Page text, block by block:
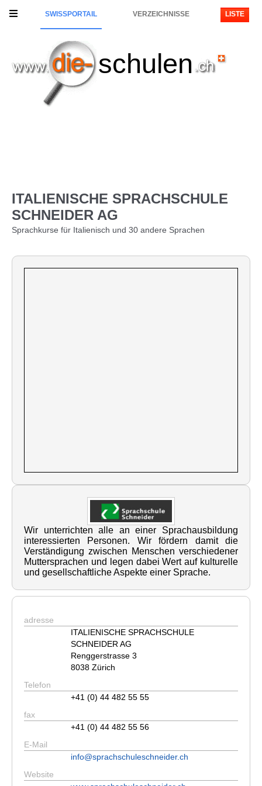
SWISSPORTAIL VERZEICHNISSE LISTE
schulen
ITALIENISCHE SPRACHSCHULE
SCHNEIDER AG
Sprachkurse für Italienisch und 30 andere Sprachen
Wir unterrichten alle an einer Sprachausbildung
interessierten Personen. Wir fördern damit die
Verständigung zwischen Menschen verschiedener
Muttersprachen und legen dabei Wert auf kulturelle
und gesellschaftliche Aspekte einer Sprache.
adresse
ITALIENISCHE SPRACHSCHULE
SCHNEIDER AG
Renggerstrasse 3
8038 Zürich
Telefon
+41 (0) 44 482 55 55
fax
+41 (0) 44 482 55 56
E-Mail
info@sprachschuleschneider.ch
Website